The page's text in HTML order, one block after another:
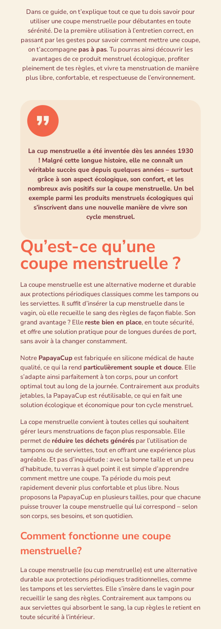
Dans ce guide, on t’explique tout ce que tu dois savoir pour
utiliser une coupe menstruelle pour débutantes en toute
sérénité. De la première utilisation à l’entretien correct, en
passant par les gestes pour savoir comment mettre une coupe,
on t’accompagnepas à pas. Tu pourras ainsi découvrir les
avantages de ce produit menstruel écologique, profiter
pleinement de tes règles, et vivre ta menstruation de manière
plus libre, confortable, et respectueuse de l’environnement.
La cup menstruelle a été inventée dès les années 1930
! Malgré cette longue histoire, elle ne connaît un
véritable succès que depuis quelques années – surtout
grâce à son aspect écologique, son confort, et les
nombreux avis positifs sur la coupe menstruelle. Un bel
exemple parmi les produits menstruels écologiques qui
s’inscrivent dans une nouvelle manière de vivre son
cycle menstruel.
Qu’est-ce qu’une
coupe menstruelle ?
La coupe menstruelle est une alternative moderne et durable
aux protections périodiques classiques comme les tampons ou
les serviettes. Il suffit d’insérer la cup menstruelle dans le
vagin, où elle recueille le sang des règles de façon fiable. Son
grand avantage ? Ellereste bien en place, en toute sécurité,
et offre une solution pratique pour de longues durées de port,
sans avoir à la changer constamment.
Notre PapayaCupest fabriquée en silicone médical de haute
qualité, ce qui la rend particulièrement souple et douce. Elle
s’adapte ainsi parfaitement à ton corps, pour un confort
optimal tout au long de la journée. Contrairement aux produits
jetables, la PapayaCup est réutilisable, ce qui en fait une
solution écologique et économique pour ton cycle menstruel.
La cope menstruelle convient à toutes celles qui souhaitent
gérer leurs menstruations de façon plus responsable. Elle
permet deréduire les déchets généréspar l’utilisation de
tampons ou de serviettes, tout en offrant une expérience plus
agréable. Et pas d’inquiétude : avec la bonne taille et un peu
d’habitude, tu verras à quel point il est simple d’apprendre
comment mettre une coupe. Ta période du mois peut
rapidement devenir plus confortable et plus libre. Nous
proposons la PapayaCup en plusieurs tailles, pour que chacune
puisse trouver la coupe menstruelle qui lui correspond – selon
son corps, ses besoins, et son quotidien.
Comment fonctionne une coupe
menstruelle?
La coupe menstruelle (ou cup menstruelle) est une alternative
durable aux protections périodiques traditionnelles, comme
les tampons et les serviettes. Elle s’insère dans le vagin pour
recueillir le sang des règles. Contrairement aux tampons ou
aux serviettes qui absorbent le sang, la cup règles le retient en
toute sécurité à l’intérieur.